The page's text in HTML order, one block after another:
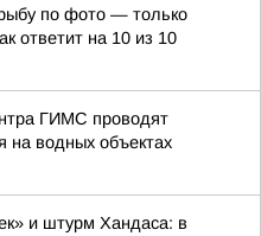
по фото — только
ответит на 10 из 10
ГИМС проводят
на водных объектах
и штурм Хандаса: в